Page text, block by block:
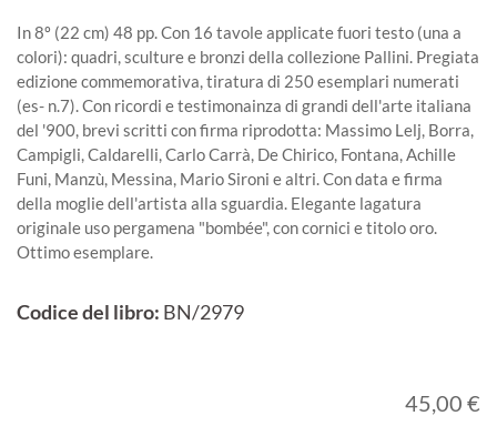
In 8º (22 cm) 48 pp. Con 16 tavole applicate fuori testo (una a
colori): quadri, sculture e bronzi della collezione Pallini. Pregiata
edizione commemorativa, tiratura di 250 esemplari numerati
(es- n.7). Con ricordi e testimonainza di grandi dell'arte italiana
del '900, brevi scritti con firma riprodotta: Massimo Lelj, Borra,
Campigli, Caldarelli, Carlo Carrà, De Chirico, Fontana, Achille
Funi, Manzù, Messina, Mario Sironi e altri. Con data e firma
della moglie dell'artista alla sguardia. Elegante lagatura
originale uso pergamena "bombée", con cornici e titolo oro.
Ottimo esemplare.
Codice del libro: BN/2979
45,00 €